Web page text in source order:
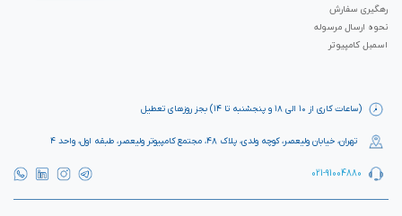
(ساعات کاری از ۱۰ الی ۱۸ و پنجشنبه تا ۱۴) بجز روزهای تعطیل
تهران، خیابان ولیعصر، کوچه ولدی، پلاک ۴۸، مجتمع کامپیوتر ولیعصر، طبقه اول، واحد ۴
021-91004880
رهگیری سفارش
نحوه ارسال مرسوله
اسمبل کامپیوتر